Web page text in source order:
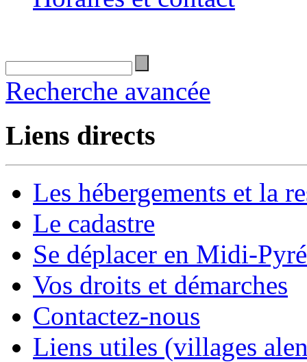
Recherche avancée
Liens directs
Les hébergements et la
Le cadastre
Se déplacer en Midi-
Vos droits et démarches
Contactez-nous
Liens utiles (villages